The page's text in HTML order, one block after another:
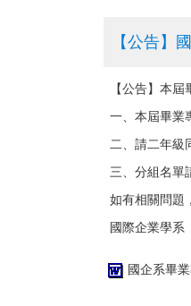
【公告】
【公告】本
一、本屆畢業
二、請二年級
三、分組名單
如有相關問題
國際企業學系
國企系畢